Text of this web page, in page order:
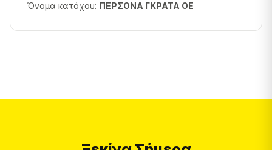
Όνομα κατόχου: ΠΕΡΣΟΝΑ ΓΚΡΑΤΑ ΟΕ